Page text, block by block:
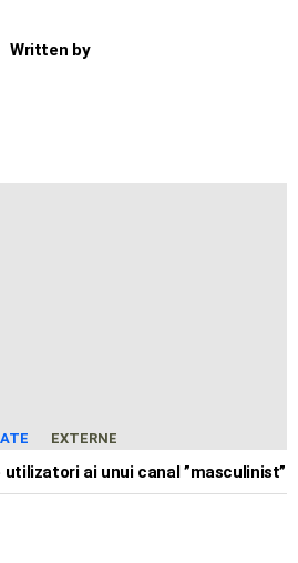
Written by
EXTERNE
ai unui canal ”masculinist”